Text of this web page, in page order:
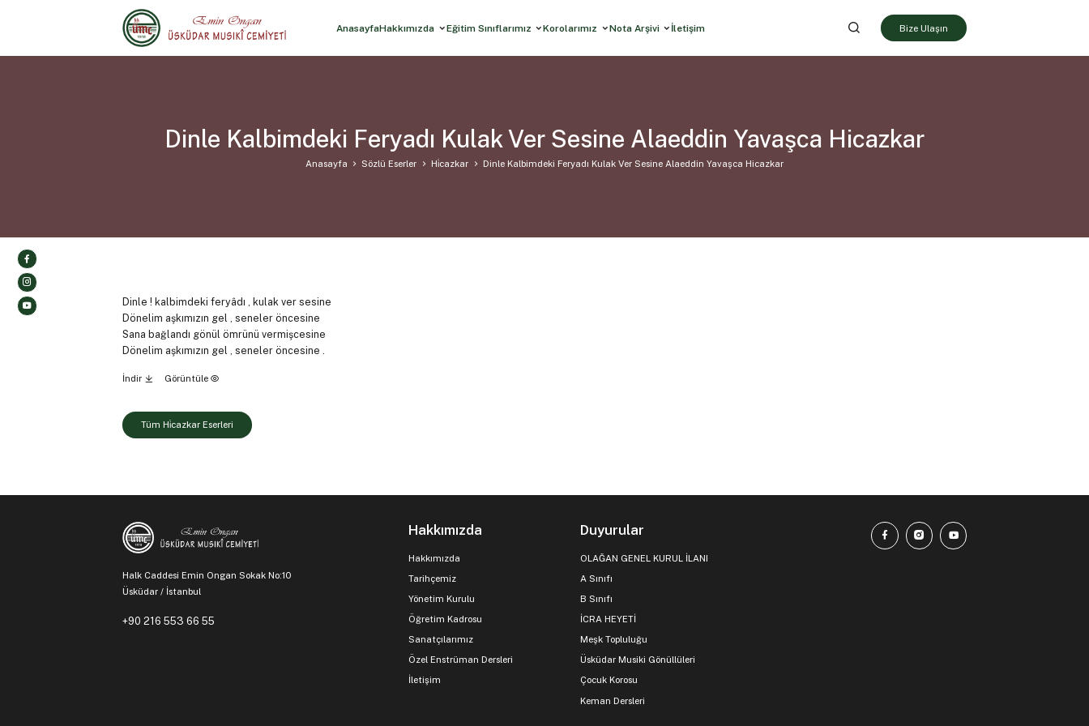
AnasayfaHakkımızda Eğitim Sınıflarımız Korolarımız Nota Arşivi İletişim Bize Ulaşın
Dinle Kalbimdeki Feryadı Kulak Ver Sesine Alaeddin Yavaşca Hicazkar
Anasayfa Sözlü Eserler Hi̇cazkar Dinle Kalbimdeki Feryadı Kulak Ver Sesine Alaeddin Yavaşca Hicazkar
Dinle ! kalbimdeki feryâdı , kulak ver sesine
Dönelim aşkımızın gel , seneler öncesine
Sana bağlandı gönül ömrünü vermişcesine
Dönelim aşkımızın gel , seneler öncesine .
İndir Görüntüle
Tüm Hi̇cazkar Eserleri
Halk Caddesi Emin Ongan Sokak No:10
Üsküdar / İstanbul
+90 216 553 66 55
Hakkımızda
Hakkımızda
Tarihçemiz
Yönetim Kurulu
Öğretim Kadrosu
Sanatçılarımız
Özel Enstrüman Dersleri
İletişim
Duyurular
OLAĞAN GENEL KURUL İLANI
A Sınıfı
B Sınıfı
İCRA HEYETİ
Meşk Topluluğu
Üsküdar Musiki Gönüllüleri
Çocuk Korosu
Keman Dersleri